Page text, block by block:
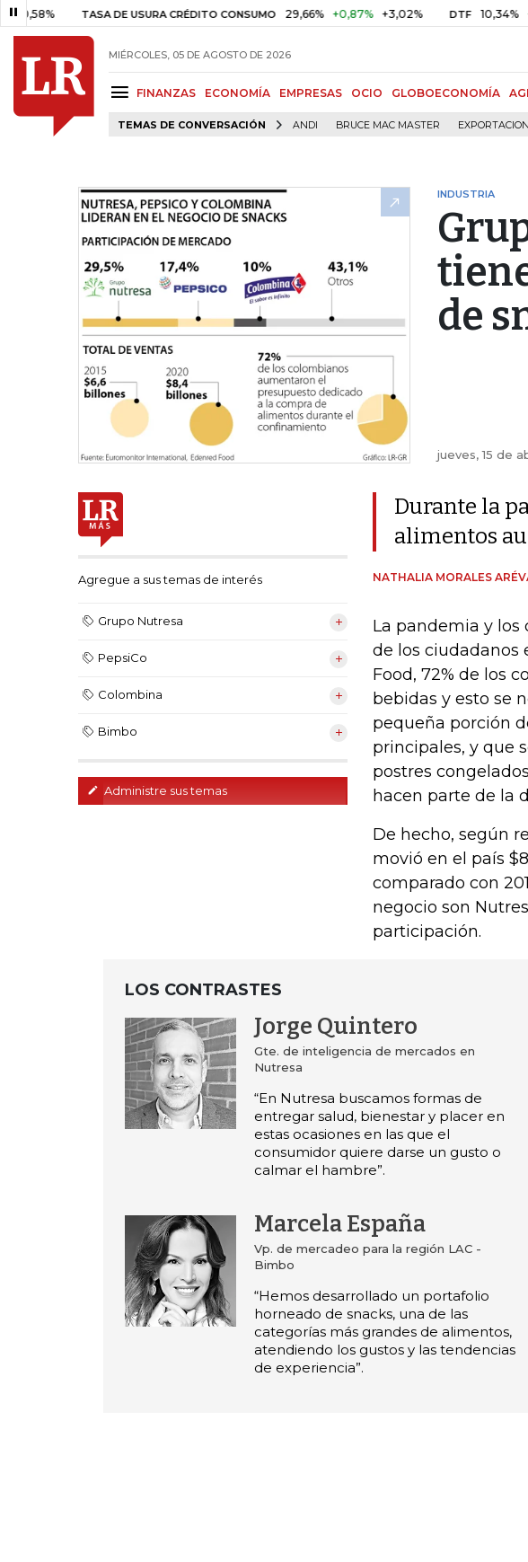
TASA DE USURA CRÉDITO CONSUMO 29,66% +0,87% +3,02% DTF 10,34% +0,10%
MIÉRCOLES, 05 DE AGOSTO DE 2026
FINANZAS ECONOMÍA EMPRESAS OCIO GLOBOECONOMÍA
TEMAS DE CONVERSACIÓN ANDI BRUCE MAC MASTER
INDUSTRIA
de
jueves, 15 de
Agregue a sus temas de interés
Grupo Nutresa
PepsiCo
Colombina
Bimbo
Administre sus temas
Durante la
alimentos
NATHALIA MORALES
La pandemia y
de los ciudadanos
Food, 72% de los
bebidas y esto se
pequeña porción
principales, y que
postres
hacen parte de la
De hecho, según
movió en el país
comparado con
negocio son
participación.
LOS CONTRASTES
Jorge Quintero
Gte. de inteligencia de mercados en
Nutresa
“En Nutresa buscamos formas de
entregar salud, bienestar y placer en
estas ocasiones en las que el
consumidor quiere darse un gusto o
calmar el hambre”.
Marcela España
Vp. de mercadeo para la región LAC -
Bimbo
“Hemos desarrollado un portafolio
horneado de snacks, una de las
categorías más grandes de alimentos,
atendiendo los gustos y las tendencias
de experiencia”.